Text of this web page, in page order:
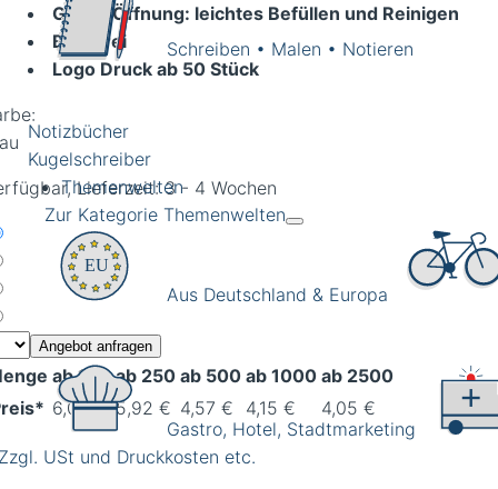
Schreiben • Malen • Notieren
Notizbücher
Kugelschreiber
Themenwelten
Zur Kategorie Themenwelten
Aus Deutschland & Europa
Gastro, Hotel, Stadtmarketing
Große Öffnung: leichtes Befüllen und Reinigen
BPA-frei
Logo Druck ab 50 Stück
Lieferzeit: 3 - 4 Wochen
Angebot anfragen
ab 100 ab 250 ab 500 ab 1000 ab 2500
6,08 € 5,92 € 4,57 € 4,15 € 4,05 €
USt und Druckkosten etc.